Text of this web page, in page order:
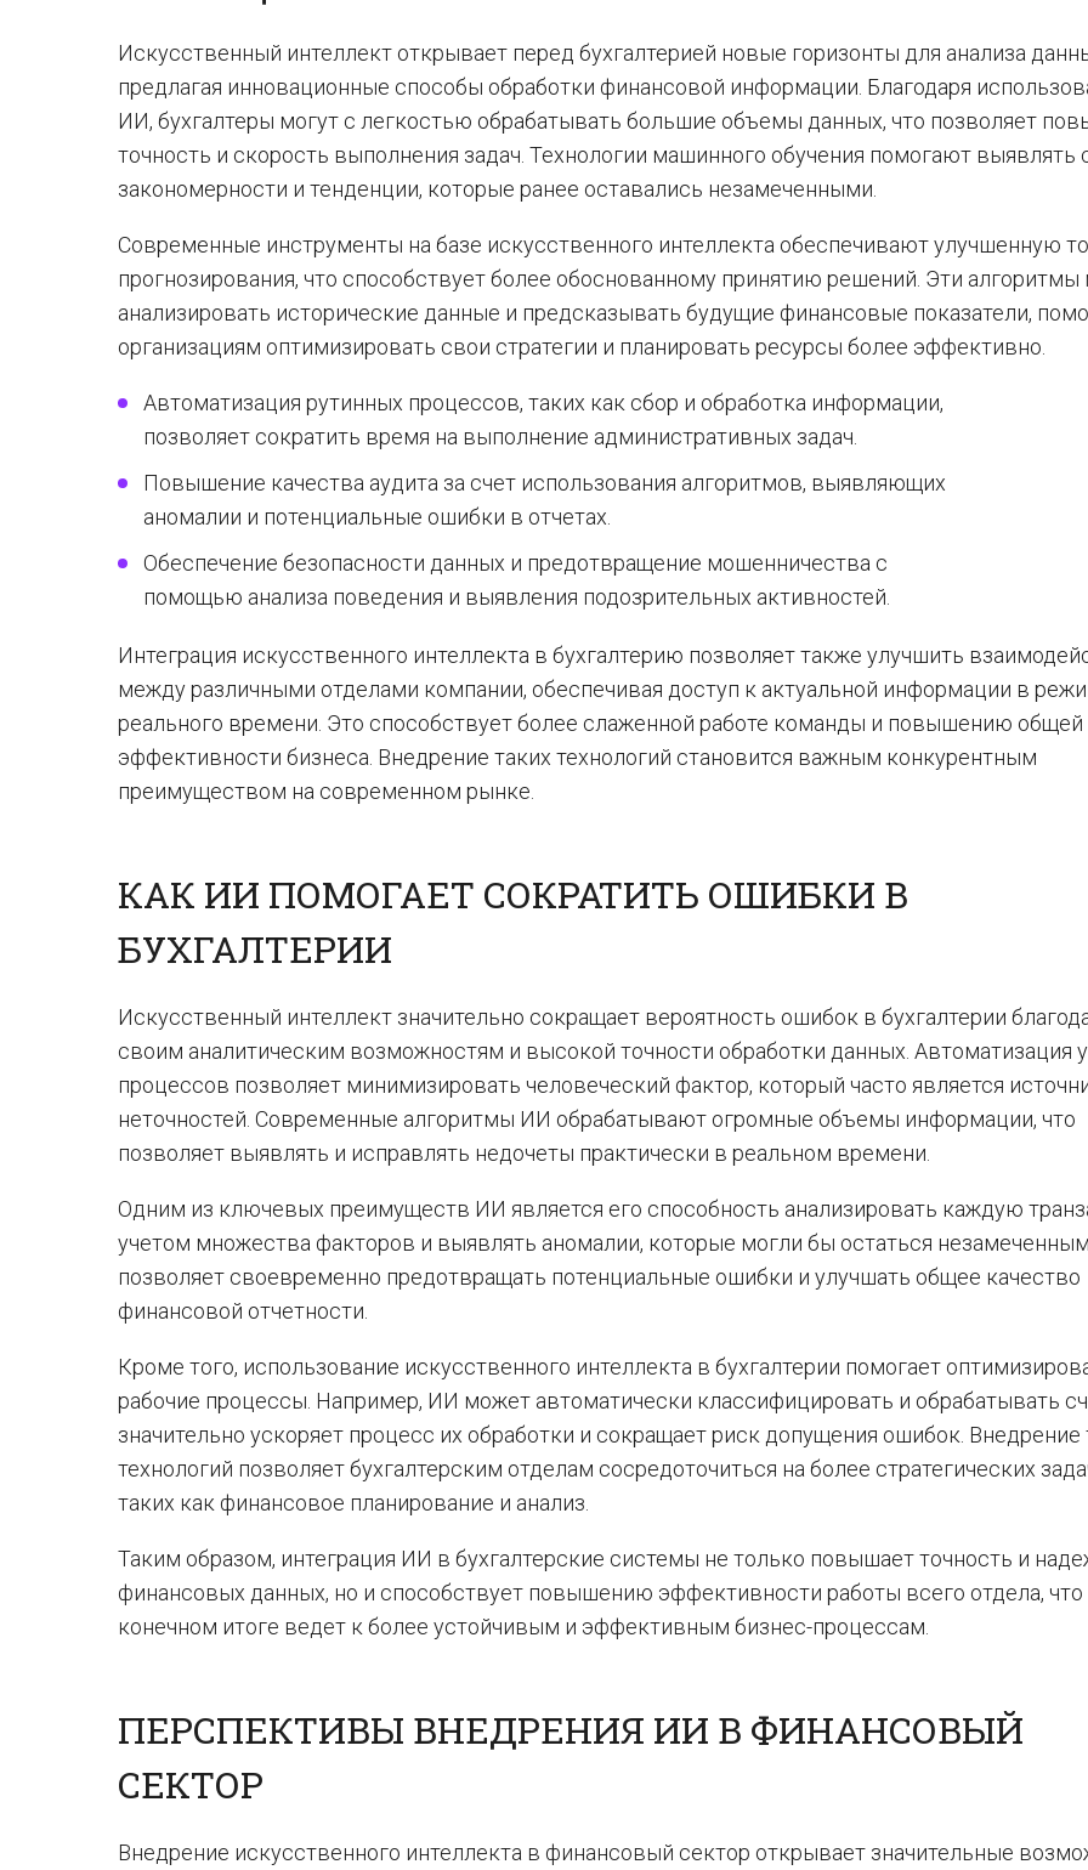
Искусственный интеллект открывает перед бухгалтерией новые горизонты для анализа
предлагая инновационные способы обработки финансовой информации. Благодаря
ИИ, бухгалтеры могут с легкостью обрабатывать большие объемы данных, что позволяет
точность и скорость выполнения задач. Технологии машинного обучения помогают выявлять
закономерности и тенденции, которые ранее оставались незамеченными.
Современные инструменты на базе искусственного интеллекта обеспечивают улучшенную
прогнозирования, что способствует более обоснованному принятию решений. Эти алгоритмы
анализировать исторические данные и предсказывать будущие финансовые показатели,
организациям оптимизировать свои стратегии и планировать ресурсы более эффективно.
Автоматизация рутинных процессов, таких как сбор и обработка информации,
позволяет сократить время на выполнение административных задач.
Повышение качества аудита за счет использования алгоритмов, выявляющих
аномалии и потенциальные ошибки в отчетах.
Обеспечение безопасности данных и предотвращение мошенничества с
помощью анализа поведения и выявления подозрительных активностей.
Интеграция искусственного интеллекта в бухгалтерию позволяет также улучшить
между различными отделами компании, обеспечивая доступ к актуальной информации в
реального времени. Это способствует более слаженной работе команды и повышению общей
эффективности бизнеса. Внедрение таких технологий становится важным конкурентным
преимуществом на современном рынке.
КАК ИИ ПОМОГАЕТ СОКРАТИТЬ ОШИБКИ В
БУХГАЛТЕРИИ
Искусственный интеллект значительно сокращает вероятность ошибок в бухгалтерии
своим аналитическим возможностям и высокой точности обработки данных. Автоматизация
процессов позволяет минимизировать человеческий фактор, который часто является
неточностей. Современные алгоритмы ИИ обрабатывают огромные объемы информации, что
позволяет выявлять и исправлять недочеты практически в реальном времени.
Одним из ключевых преимуществ ИИ является его способность анализировать каждую
учетом множества факторов и выявлять аномалии, которые могли бы остаться
позволяет своевременно предотвращать потенциальные ошибки и улучшать общее качество
финансовой отчетности.
Кроме того, использование искусственного интеллекта в бухгалтерии помогает
рабочие процессы. Например, ИИ может автоматически классифицировать и обрабатывать
значительно ускоряет процесс их обработки и сокращает риск допущения ошибок. Внедрение
технологий позволяет бухгалтерским отделам сосредоточиться на более стратегических
таких как финансовое планирование и анализ.
Таким образом, интеграция ИИ в бухгалтерские системы не только повышает точность и
финансовых данных, но и способствует повышению эффективности работы всего отдела, что
конечном итоге ведет к более устойчивым и эффективным бизнес-процессам.
ПЕРСПЕКТИВЫ ВНЕДРЕНИЯ ИИ В ФИНАНСОВЫЙ
СЕКТОР
Внедрение искусственного интеллекта в финансовый сектор открывает значительные